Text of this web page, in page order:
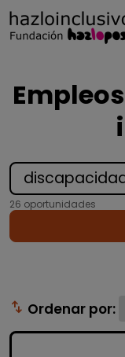
26 oportunidades
swap_vert Ordenar por: